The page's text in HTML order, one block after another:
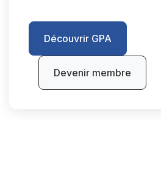
Découvrir GPA
Devenir membre